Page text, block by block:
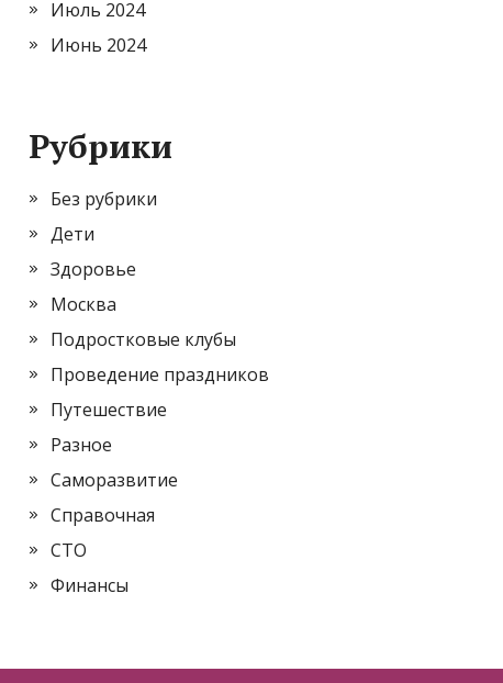
Июль 2024
Июнь 2024
Рубрики
Без рубрики
Дети
Здоровье
Москва
Подростковые клубы
Проведение праздников
Путешествие
Разное
Саморазвитие
Справочная
СТО
Финансы